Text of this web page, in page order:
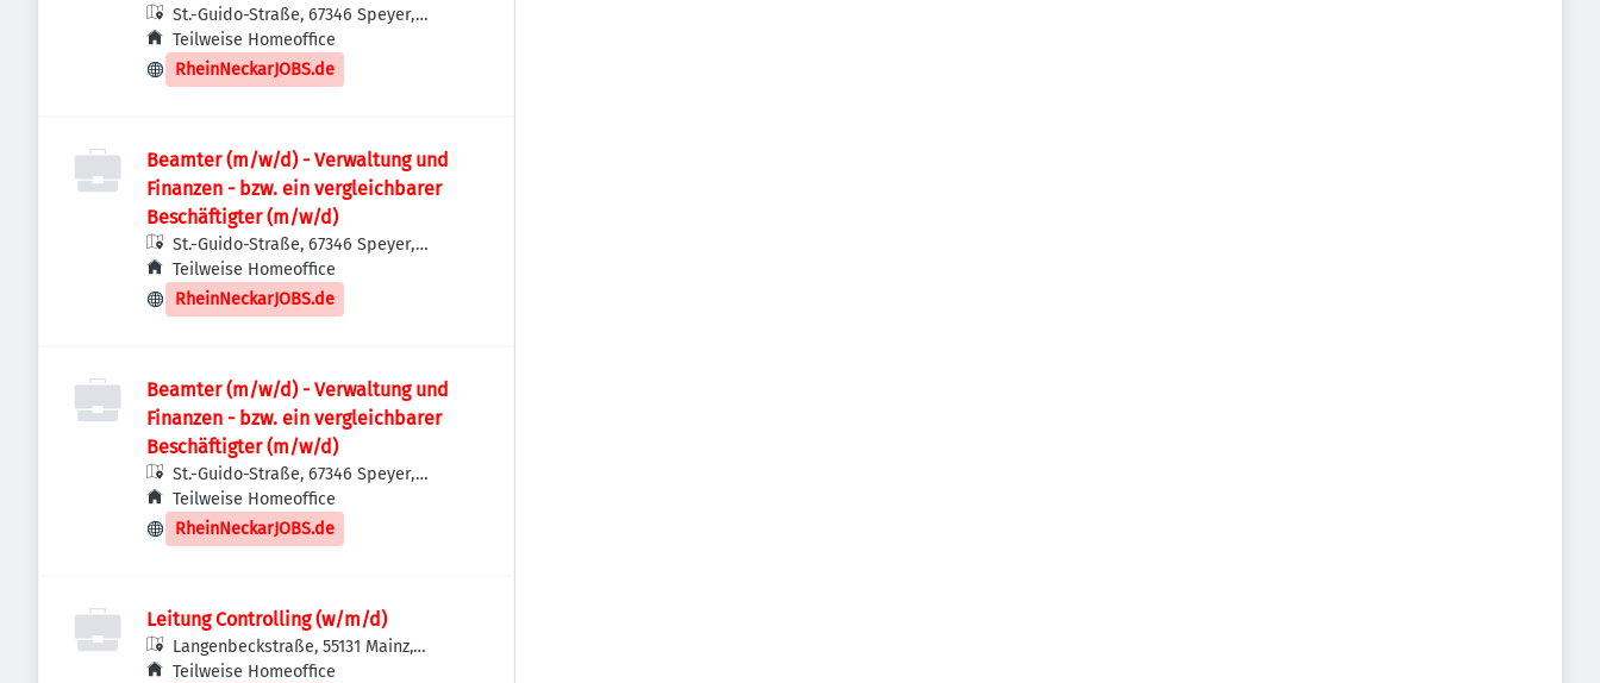
St.-Guido-Straße, 67346 Speyer,
Deutschland
Teilweise Homeoffice
RheinNeckarJOBS.de
Beamter (m/w/d) - Verwaltung und
Finanzen - bzw. ein vergleichbarer
Beschäftigter (m/w/d)
St.-Guido-Straße, 67346 Speyer,
Deutschland
Teilweise Homeoffice
RheinNeckarJOBS.de
Beamter (m/w/d) - Verwaltung und
Finanzen - bzw. ein vergleichbarer
Beschäftigter (m/w/d)
St.-Guido-Straße, 67346 Speyer,
Deutschland
Teilweise Homeoffice
RheinNeckarJOBS.de
Leitung Controlling (w/m/d)
Langenbeckstraße, 55131 Mainz,
Deutschland
Teilweise Homeoffice